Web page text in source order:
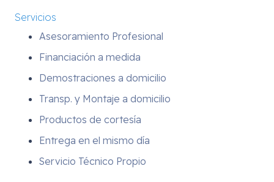
Servicios
Asesoramiento Profesional
Financiación a medida
Demostraciones a domicilio
Transp. y Montaje a domicilio
Productos de cortesía
Entrega en el mismo día
Servicio Técnico Propio